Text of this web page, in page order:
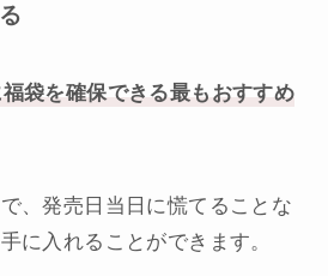
袋を確保できる最もおすすめ
、発売日当日に慌てることな
に入れることができます。